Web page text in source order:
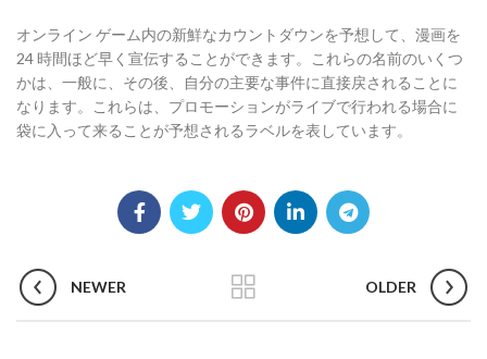
オンライン ゲーム内の新鮮なカウントダウンを予想して、漫画を
24 時間ほど早く宣伝することができます。これらの名前のいくつ
かは、一般に、その後、自分の主要な事件に直接戻されることに
なります。これらは、プロモーションがライブで行われる場合に
袋に入って来ることが予想されるラベルを表しています。
NEWER OLDER